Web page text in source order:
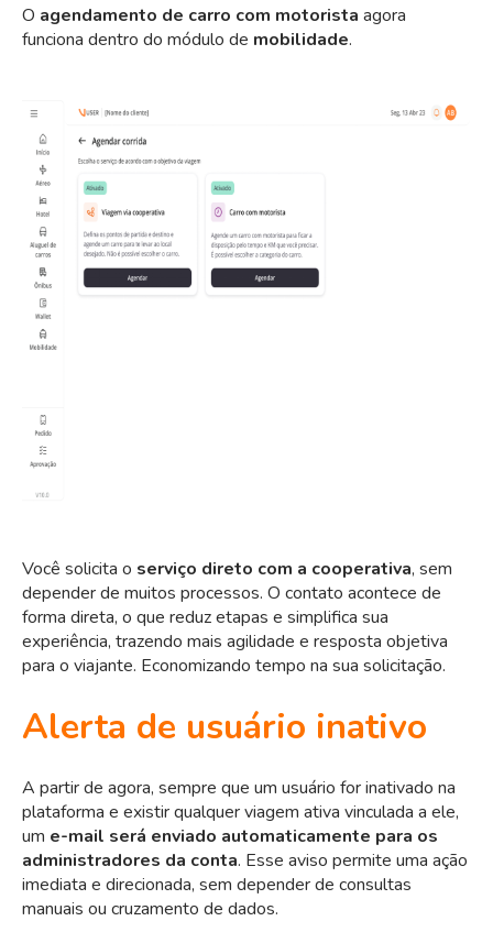
O agendamento de carro com motorista agora
funciona dentro do módulo de mobilidade.
Você solicita o serviço direto com a cooperativa, sem
depender de muitos processos. O contato acontece de
forma direta, o que reduz etapas e simplifica sua
experiência, trazendo mais agilidade e resposta objetiva
para o viajante. Economizando tempo na sua solicitação.
Alerta de usuário inativo
A partir de agora, sempre que um usuário for inativado na
plataforma e existir qualquer viagem ativa vinculada a ele,
um e-mail será enviado automaticamente para os
administradores da conta. Esse aviso permite uma ação
imediata e direcionada, sem depender de consultas
manuais ou cruzamento de dados.